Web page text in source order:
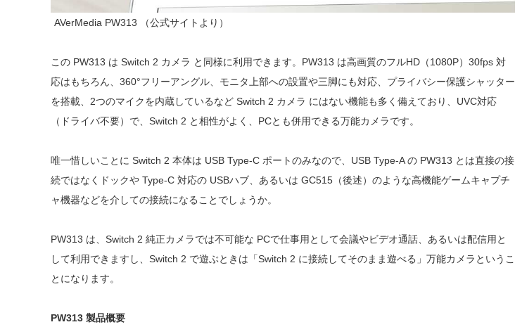
AVerMedia PW313 （公式サイトより）
この PW313 は Switch 2 カメラ と同様に利用できます。PW313 は高画質のフルHD（1080P）30fps 対
応はもちろん、360°フリーアングル、モニタ上部への設置や三脚にも対応、プライバシー保護シャッター
を搭載、2つのマイクを内蔵しているなど Switch 2 カメラ にはない機能も多く備えており、UVC対応
（ドライバ不要）で、Switch 2 と相性がよく、PCとも併用できる万能カメラです。
唯一惜しいことに Switch 2 本体は USB Type-C ポートのみなので、USB Type-A の PW313 とは直接の接
続ではなくドックや Type-C 対応の USBハブ、あるいは GC515（後述）のような高機能ゲームキャプチ
ャ機器などを介しての接続になることでしょうか。
PW313 は、Switch 2 純正カメラでは不可能な PCで仕事用として会議やビデオ通話、あるいは配信用と
して利用できますし、Switch 2 で遊ぶときは「Switch 2 に接続してそのまま遊べる」万能カメラというこ
とになります。
PW313 製品概要